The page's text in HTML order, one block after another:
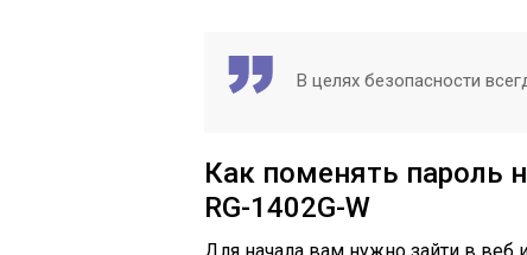
В целях безопасности
Как поменять пароль
RG-1402G-W